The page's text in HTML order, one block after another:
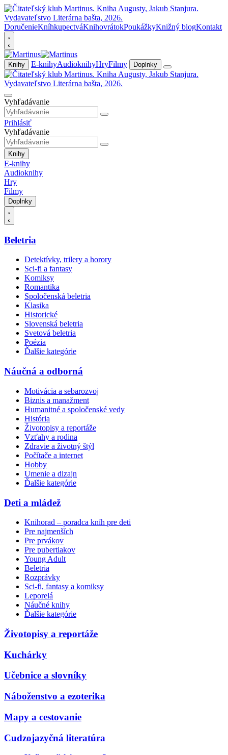
DoručenieKníhkupectváKnihovrátokPoukážkyKnižný blogKontakt
Knihy E-knihyAudioknihyHryFilmy Doplnky
Vyhľadávanie
Prihlásiť
Vyhľadávanie
Knihy
E-knihy
Audioknihy
Hry
Filmy
Doplnky
Beletria
Detektívky, trilery a horory
Sci-fi a fantasy
Komiksy
Romantika
Spoločenská beletria
Klasika
Historické
Slovenská beletria
Svetová beletria
Poézia
Ďalšie kategórie
Náučná a odborná
Motivácia a sebarozvoj
Biznis a manažment
Humanitné a spoločenské vedy
História
Životopisy a reportáže
Vzťahy a rodina
Zdravie a životný štýl
Počítače a internet
Hobby
Umenie a dizajn
Ďalšie kategórie
Deti a mládež
Knihorad – poradca kníh pre deti
Pre najmenších
Pre prvákov
Pre pubertiakov
Young Adult
Beletria
Rozprávky
Sci-fi, fantasy a komiksy
Leporelá
Náučné knihy
Ďalšie kategórie
Životopisy a reportáže
Kuchárky
Učebnice a slovníky
Náboženstvo a ezoterika
Mapy a cestovanie
Cudzojazyčná literatúra